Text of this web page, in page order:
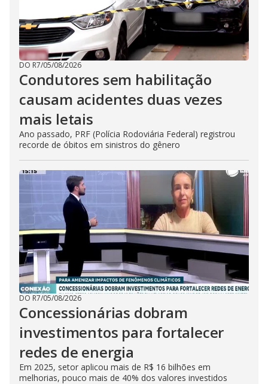
DO R7/05/08/2026
Condutores sem habilitação
causam acidentes duas vezes
mais letais
Ano passado, PRF (Polícia Rodoviária Federal) registrou
recorde de óbitos em sinistros do gênero
DO R7/05/08/2026
Concessionárias dobram
investimentos para fortalecer
redes de energia
Em 2025, setor aplicou mais de R$ 16 bilhões em
melhorias, pouco mais de 40% dos valores investidos